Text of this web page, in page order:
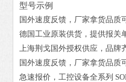
型号示例
国外速度反馈，厂家拿货品质
德国工业原装供货，提供报关
上海荆戈国外授权供应，品牌
国外速度反馈，厂家拿货品质
急速报价，工控设备全系列